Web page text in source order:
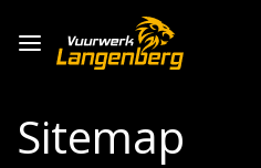
Sitemap